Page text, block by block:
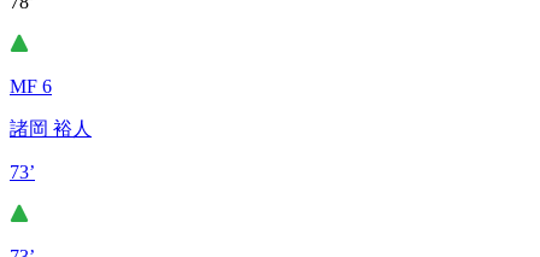
MF 6
諸岡 裕人
73’